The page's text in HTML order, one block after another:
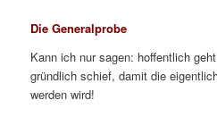
Die Generalprobe
Kann ich nur sagen: hoffentlich
gründlich schief, damit die
werden wird!